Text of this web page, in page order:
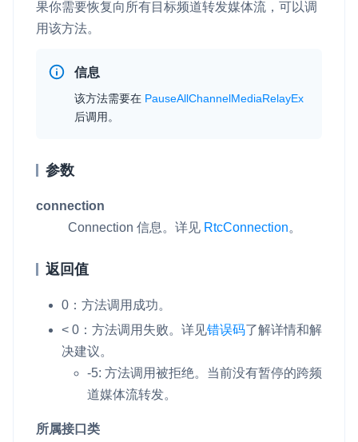
果你需要恢复向所有目标频道转发媒体流，可以调
用该方法。
信息
该方法需要在 PauseAllChannelMediaRelayEx
后调用。
参数
connection
Connection 信息。详见 RtcConnection。
返回值
0：方法调用成功。
< 0：方法调用失败。详见错误码了解详情和解
决建议。
-5: 方法调用被拒绝。当前没有暂停的跨频
道媒体流转发。
所属接口类